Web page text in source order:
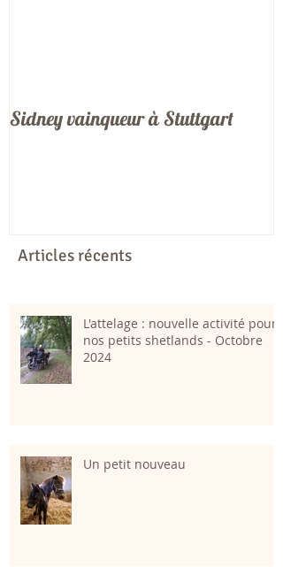
Sidney vainqueur à Stuttgart
Articles récents
L'attelage : nouvelle activité pour
nos petits shetlands - Octobre
2024
Un petit nouveau